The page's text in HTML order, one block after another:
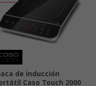
de inducción
Caso Touch 2000